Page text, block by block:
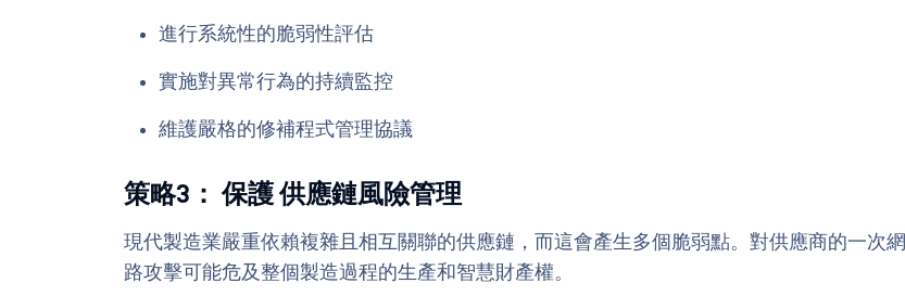
進行系統性的脆弱性評估
實施對異常行為的持續監控
維護嚴格的修補程式管理協議
策略3： 保護 供應鏈風險管理
現代製造業嚴重依賴複雜且相互關聯的供應鏈，而這會產生多個脆弱點。對供應商的一次網
路攻擊可能危及整個製造過程的生產和智慧財產權。